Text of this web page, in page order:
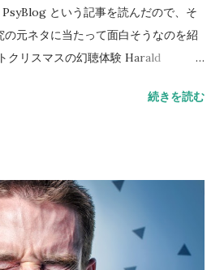
という記事を読んだので、そ
元ネタに当たって面白そうなのを紹
クリスマスの幻聴体験 Harald
and reports of ‘hallucinatory
う「ホワイト・クリスマス」が聞こえ
してもらうという実験です。 大学院生
の実験を行ったところ、14人（32%）
こえた」とボタンを押したそうです
続きを読む